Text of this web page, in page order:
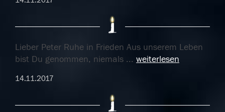
Lieber Peter Ruhe in Frieden Aus unserem Leben
bist Du genommen, niemals ... weiterlesen
14.11.2017